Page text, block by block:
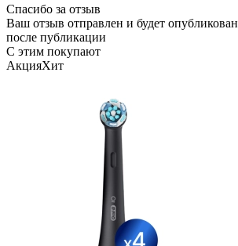
Спасибо за отзыв
Ваш отзыв отправлен и будет опубликован
после публикации
С этим покупают
АкцияХит